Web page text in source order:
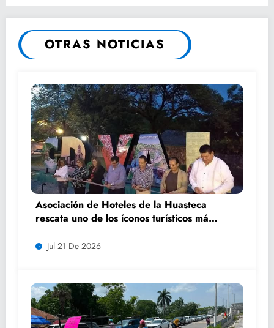
SINDICALIZARSE.
OTRAS NOTICIAS
Asociación de Hoteles de la Huasteca
rescata uno de los íconos turísticos más
fotografiados de Ciudad Valles
Jul 21 De 2026